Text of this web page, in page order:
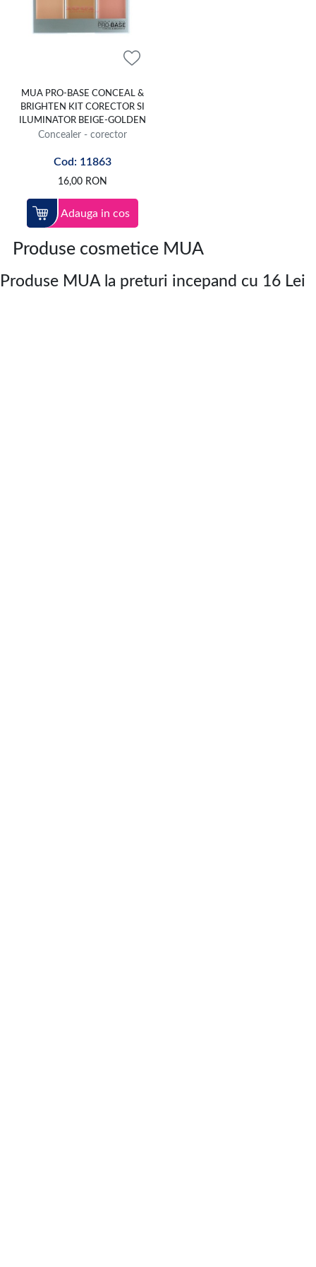
MUA PRO-BASE CONCEAL &
BRIGHTEN KIT CORECTOR SI
ILUMINATOR BEIGE-GOLDEN
Concealer - corector
Cod: 11863
16,00 RON
Adauga in cos
Produse cosmetice MUA
Produse MUA la preturi incepand cu 16 Lei